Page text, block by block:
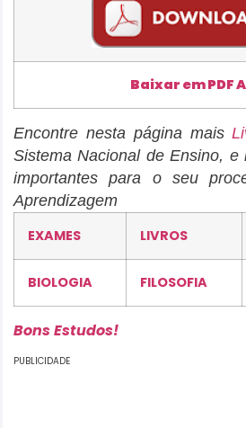
Baixar em PDF
Encontre nesta página mais
Sistema Nacional de Ensino, e
importantes para o seu
Aprendizagem
EXAMES
LIVROS
BIOLOGIA FILOSOFIA
Bons Estudos!
PUBLICIDADE